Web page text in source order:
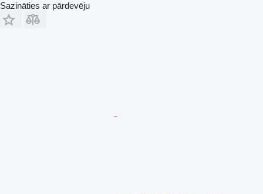
Sazināties ar pārdevēju